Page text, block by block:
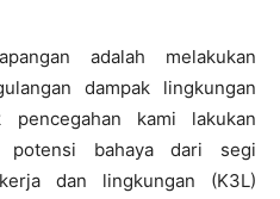
adalah melakukan
dampak lingkungan
pencegahan kami lakukan
potensi bahaya dari segi
dan lingkungan (K3L)